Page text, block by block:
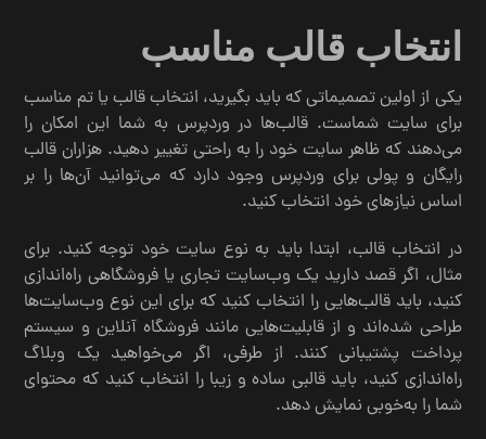
انتخاب قالب مناسب
یکی از اولین تصمیماتی که باید بگیرید، انتخاب قالب یا تم مناسب
برای سایت شماست. قالب‌ها در وردپرس به شما این امکان را
می‌دهند که ظاهر سایت خود را به راحتی تغییر دهید. هزاران قالب
رایگان و پولی برای وردپرس وجود دارد که می‌توانید آن‌ها را بر
اساس نیازهای خود انتخاب کنید.
در انتخاب قالب، ابتدا باید به نوع سایت خود توجه کنید. برای
مثال، اگر قصد دارید یک وب‌سایت تجاری یا فروشگاهی راه‌اندازی
کنید، باید قالب‌هایی را انتخاب کنید که برای این نوع وب‌سایت‌ها
طراحی شده‌اند و از قابلیت‌هایی مانند فروشگاه آنلاین و سیستم
پرداخت پشتیبانی کنند. از طرفی، اگر می‌خواهید یک وبلاگ
راه‌اندازی کنید، باید قالبی ساده و زیبا را انتخاب کنید که محتوای
شما را به‌خوبی نمایش دهد.